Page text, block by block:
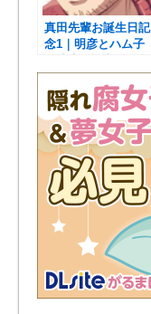
真田先輩お誕生日記
念1｜明彦とハム子